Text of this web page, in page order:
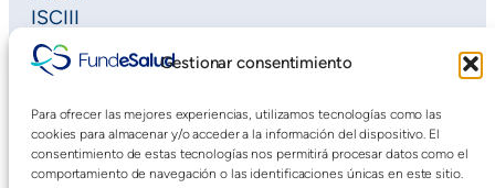
Gestionar consentimiento
Para ofrecer las mejores experiencias, utilizamos tecnologías como las
cookies para almacenar y/o acceder a la información del dispositivo. El
consentimiento de estas tecnologías nos permitirá procesar datos como el
comportamiento de navegación o las identificaciones únicas en este sitio.
ISCIII
Horizon Europe
Plan Regional de Investigación
Saludteca
Cursos DOE